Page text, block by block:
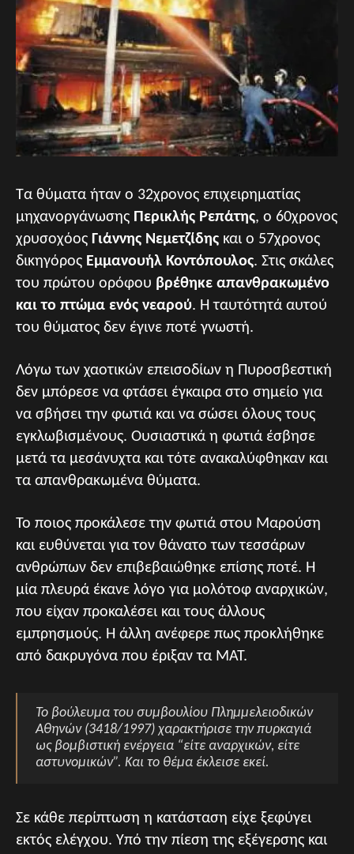
Τα θύματα ήταν ο 32χρονος επιχειρηματίας
μηχανοργάνωσης Περικλής Ρεπάτης, ο 60χρονος
χρυσοχόος Γιάννης Νεμετζίδης και ο 57χρονος
δικηγόρος Εμμανουήλ Κοντόπουλος. Στις σκάλες
του πρώτου ορόφου βρέθηκε απανθρακωμένο
και το πτώμα ενός νεαρού. Η ταυτότητά αυτού
του θύματος δεν έγινε ποτέ γνωστή.
Λόγω των χαοτικών επεισοδίων η Πυροσβεστική
δεν μπόρεσε να φτάσει έγκαιρα στο σημείο για
να σβήσει την φωτιά και να σώσει όλους τους
εγκλωβισμένους. Ουσιαστικά η φωτιά έσβησε
μετά τα μεσάνυχτα και τότε ανακαλύφθηκαν και
τα απανθρακωμένα θύματα.
Το ποιος προκάλεσε την φωτιά στου Μαρούση
και ευθύνεται για τον θάνατο των τεσσάρων
ανθρώπων δεν επιβεβαιώθηκε επίσης ποτέ. Η
μία πλευρά έκανε λόγο για μολότοφ αναρχικών,
που είχαν προκαλέσει και τους άλλους
εμπρησμούς. Η άλλη ανέφερε πως προκλήθηκε
από δακρυγόνα που έριξαν τα ΜΑΤ.
Το βούλευμα του συμβουλίου Πλημμελειοδικών
Αθηνών (3418/1997) χαρακτήρισε την πυρκαγιά
ως βομβιστική ενέργεια “είτε αναρχικών, είτε
αστυνομικών”. Και το θέμα έκλεισε εκεί.
Σε κάθε περίπτωση η κατάσταση είχε ξεφύγει
εκτός ελέγχου. Υπό την πίεση της εξέγερσης και